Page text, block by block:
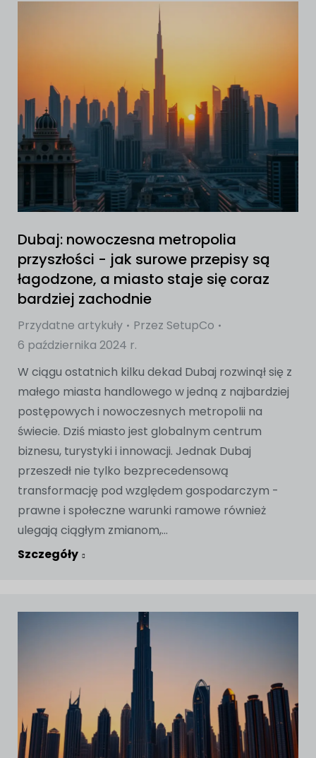
Dubaj: nowoczesna metropolia
przyszłości - jak surowe przepisy są
łagodzone, a miasto staje się coraz
bardziej zachodnie
Przydatne artykuły Przez SetupCo
6 października 2024 r.
W ciągu ostatnich kilku dekad Dubaj rozwinął się z
małego miasta handlowego w jedną z najbardziej
postępowych i nowoczesnych metropolii na
świecie. Dziś miasto jest globalnym centrum
biznesu, turystyki i innowacji. Jednak Dubaj
przeszedł nie tylko bezprecedensową
transformację pod względem gospodarczym -
prawne i społeczne warunki ramowe również
ulegają ciągłym zmianom,...
Szczegóły